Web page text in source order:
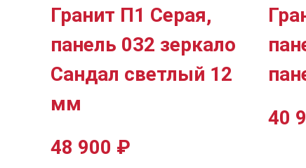
Гранит П1 Серая,
панель 032 зеркало
Сандал светлый 12
мм
48 900 ₽
40